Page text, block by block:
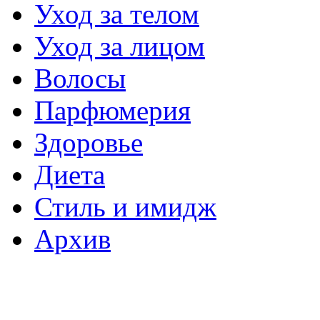
Уход за телом
Уход за лицом
Волосы
Парфюмерия
Здоровье
Диета
Стиль и имидж
Архив